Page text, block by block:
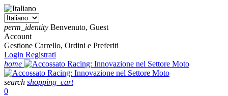
perm_identity Benvenuto, Guest
Account
Gestione Carrello, Ordini e Preferiti
Login Registrati
home
search shopping_cart
0